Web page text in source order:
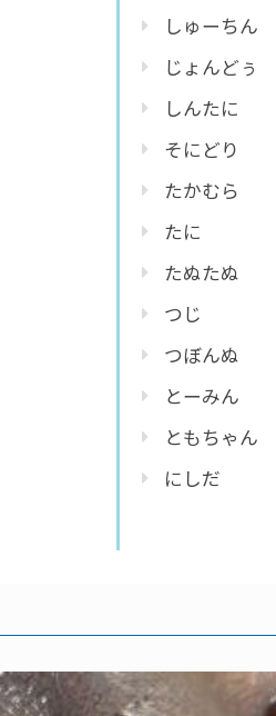
しゅーちん
じょんどぅ
しんたに
そにどり
たかむら
たに
たぬたぬ
つじ
つぼんぬ
とーみん
ともちゃん
にしだ